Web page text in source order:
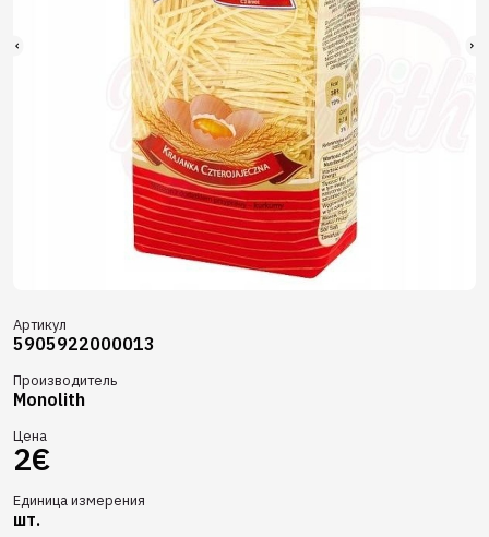
Артикул
5905922000013
Производитель
Monolith
Цена
2€
Единица измерения
шт.